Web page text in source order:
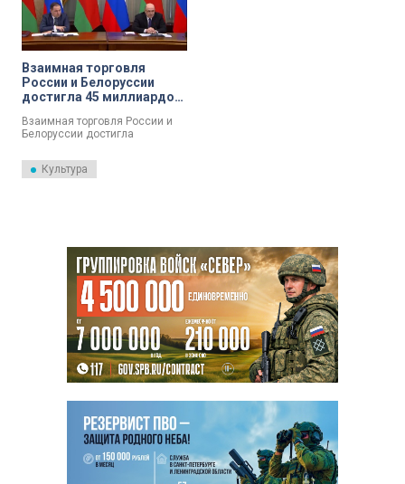
Взаимная торговля
России и Белоруссии
достигла 45 миллиардов
Взаимная торговля России и
Белоруссии достигла
миллиардов долларов. Об
этом заявил премьер-министр
Культура